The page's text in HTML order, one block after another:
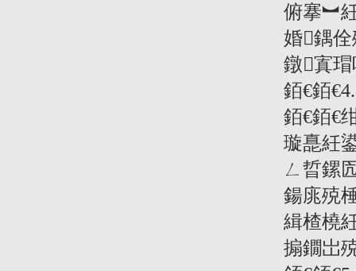
俯搴︼
婚鍝
鐓寘
銆€銆
銆€銆€
璇嗭紝
ㄥ晢鏍
鍚庣殑
緝楂橈
搧鐗岀